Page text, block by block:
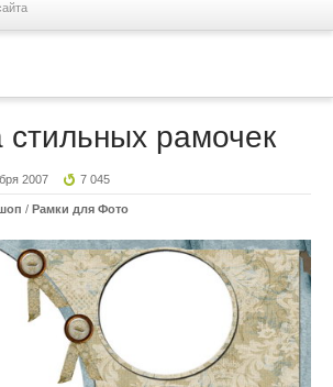
стильных рамочек
2007 7 045
/ Рамки для Фото